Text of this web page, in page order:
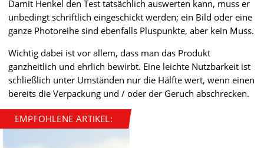
Damit Henkel den Test tatsächlich auswerten kann, muss er
unbedingt schriftlich eingeschickt werden; ein Bild oder eine
ganze Photoreihe sind ebenfalls Pluspunkte, aber kein Muss.
Wichtig dabei ist vor allem, dass man das Produkt
ganzheitlich und ehrlich bewirbt. Eine leichte Nutzbarkeit ist
schließlich unter Umständen nur die Hälfte wert, wenn einen
bereits die Verpackung und / oder der Geruch abschrecken.
EMPFOHLENE ARTIKEL: